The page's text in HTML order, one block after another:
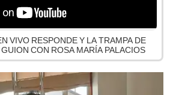
VIVO RESPONDE Y LA TRAMPA DE
CON ROSA MARÍA PALACIOS